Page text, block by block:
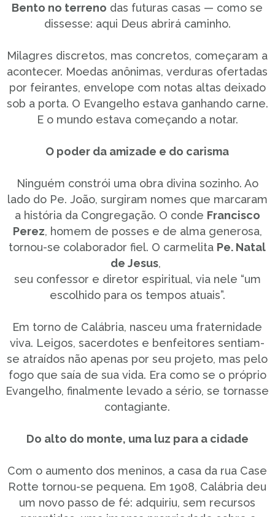
Bento no terreno das futuras casas — como se
dissesse: aqui Deus abrirá caminho.
Milagres discretos, mas concretos, começaram a
acontecer. Moedas anônimas, verduras ofertadas
por feirantes, envelope com notas altas deixado
sob a porta. O Evangelho estava ganhando carne.
E o mundo estava começando a notar.
O poder da amizade e do carisma
Ninguém constrói uma obra divina sozinho. Ao
lado do Pe. João, surgiram nomes que marcaram
a história da Congregação. O conde Francisco
Perez, homem de posses e de alma generosa,
tornou-se colaborador fiel. O carmelita Pe. Natal
de Jesus,
seu confessor e diretor espiritual, via nele “um
escolhido para os tempos atuais”.
Em torno de Calábria, nasceu uma fraternidade
viva. Leigos, sacerdotes e benfeitores sentiam-
se atraídos não apenas por seu projeto, mas pelo
fogo que saía de sua vida. Era como se o próprio
Evangelho, finalmente levado a sério, se tornasse
contagiante.
Do alto do monte, uma luz para a cidade
Com o aumento dos meninos, a casa da rua Case
Rotte tornou-se pequena. Em 1908, Calábria deu
um novo passo de fé: adquiriu, sem recursos